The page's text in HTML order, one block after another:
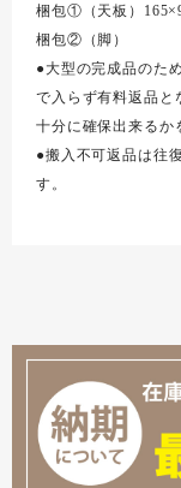
梱包①（天板）
梱包②（脚）
●大型の完成品のた
で入らず有料返品と
十分に確保出来るか
●搬入不可返品は往
す。